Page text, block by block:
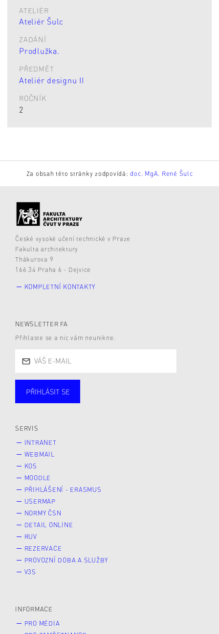
ATELIÉR
Ateliér Šulc
ZADÁNÍ
Prodlužka.
PŘEDMĚT
Ateliér designu II
ROČNÍK
2
Za obsah této stránky zodpovídá:doc. MgA. René Šulc
České vysoké učení technické v Praze
Fakulta architektury
Thákurova 9
166 34 Praha 6 - Dejvice
KOMPLETNÍ KONTAKTY
NEWSLETTER FA
Přihlaste se a nic vám neunikne.
PŘIHLÁSIT SE
SERVIS
INTRANET
WEBMAIL
KOS
MOODLE
PŘIHLÁŠENÍ - ERASMUS
USERMAP
NORMY ČSN
DETAIL ONLINE
RUV
REZERVACE
PROVOZNÍ DOBA A SLUŽBY
V3S
INFORMACE
PRO MÉDIA